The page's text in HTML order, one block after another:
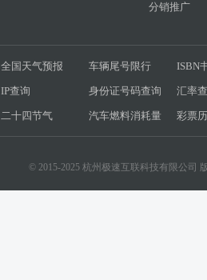
分销推广
全国天气预报 车辆尾号限行 ISBN
IP查询 身份证号码查询 汇率
二十四节气 汽车燃料消耗量 彩票
© 2015-2025 杭州极速互联科技有限公司